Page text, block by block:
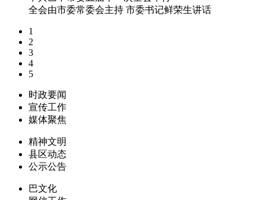
全会由市委常委会主持 市委书记鲜荣生讲话
1
2
3
4
5
时政要闻
宣传工作
媒体聚焦
精神文明
县区动态
公示公告
巴文化